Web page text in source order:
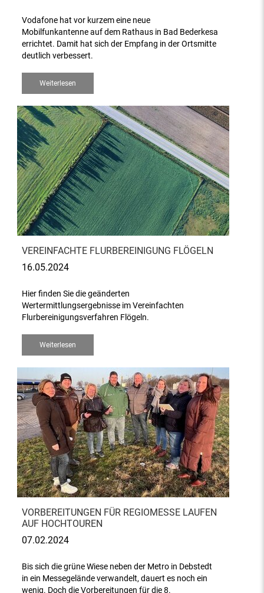
Vodafone hat vor kurzem eine neue
Mobilfunkantenne auf dem Rathaus in Bad Bederkesa
errichtet. Damit hat sich der Empfang in der Ortsmitte
deutlich verbessert.
Weiterlesen
VEREINFACHTE FLURBEREINIGUNG FLÖGELN
16.05.2024
Hier finden Sie die geänderten
Wertermittlungsergebnisse im Vereinfachten
Flurbereinigungsverfahren Flögeln.
Weiterlesen
VORBEREITUNGEN FÜR REGIOMESSE LAUFEN
AUF HOCHTOUREN
07.02.2024
Bis sich die grüne Wiese neben der Metro in Debstedt
in ein Messegelände verwandelt, dauert es noch ein
wenig. Doch die Vorbereitungen für die 8.